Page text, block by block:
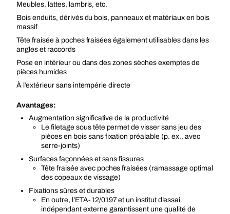
Meubles, lattes, lambris, etc.
Bois enduits, dérivés du bois, panneaux et matériaux en bois
massif
Tête fraisée à poches fraisées également utilisables dans les
angles et raccords
Pose en intérieur ou dans des zones sèches exemptes de
pièces humides
À l’extérieur sans intempérie directe
Avantages:
Augmentation significative de la productivité
Le filetage sous tête permet de visser sans jeu des
pièces en bois sans fixation préalable (p. ex., avec
serre-joints)
Surfaces façonnées et sans fissures
Tête fraisée avec poches fraisées (ramassage optimal
des copeaux de vissage)
Fixations sûres et durables
En outre, l’ETA-12/0197 et un institut d’essai
indépendant externe garantissent une qualité de